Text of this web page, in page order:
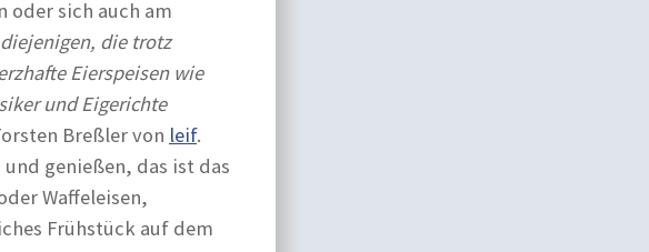
oder sich auch am
diejenigen, die trotz
Eierspeisen wie
und Eigerichte
Breßler von leif.
genießen, das ist das
Waffeleisen,
Frühstück auf dem